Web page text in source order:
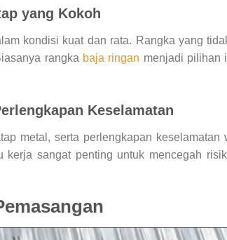
yang Kokoh
kondisi kuat dan rata. Rangka yang
rangka baja ringan menjadi pilihan
Keselamatan
metal, serta perlengkapan keselamatan
kerja sangat penting untuk mencegah